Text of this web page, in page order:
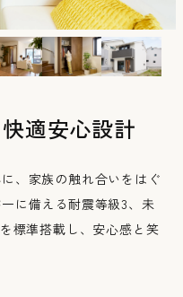
え
適安心設計
、家族の触れ合いをはぐ
に備える耐震等級3、未
標準搭載し、安心感と笑